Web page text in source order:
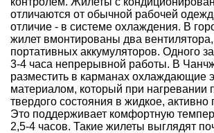
отличаются от обычной рабочей
отличие - в системе охлаждения. В
жилет вмонтированы два
портативных аккумуляторов. Одного
3-4 часа непрерывной работы. В
разместить в карманах охлаждающие
материалом, который при нагревании
твердого состояния в жидкое, активно
Это поддерживает комфортную
2,5-4 часов. Такие жилеты выглядят